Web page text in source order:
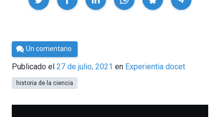
Por
César
Tomé
Un comentario
Publicado el 27 de julio, 2021 en Experientia docet
historia de la ciencia